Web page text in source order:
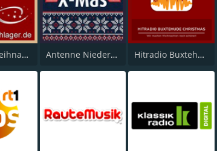
Schlagerweihnacht Antenne Niedersachsen X-Mas Hitradio Buxtehude Christmas